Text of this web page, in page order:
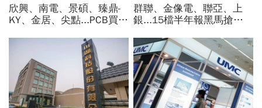
欣興、南電、景碩、臻鼎-
KY、金居、尖點...PCB買誰
11月末升段首選，V轉反彈
群聯、金像電、聯亞、上
銀...15檔半年報黑馬搶先
標...真能複製鈺創、晶豪科
噴一波？